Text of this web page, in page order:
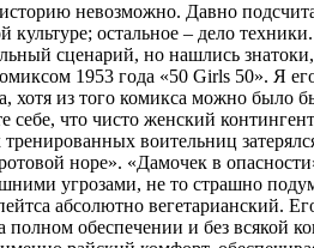
невозможно. Давно
культуре; остальное – дело
сценарий, но нашлись
1953 года «50 Girls 50». Я
хотя из того комикса можно было
себе, что чисто женский
воительниц
норе». «Дамочек в
угрозами, не то страшно
абсолютно вегетарианский.
обеспечении и без всякой